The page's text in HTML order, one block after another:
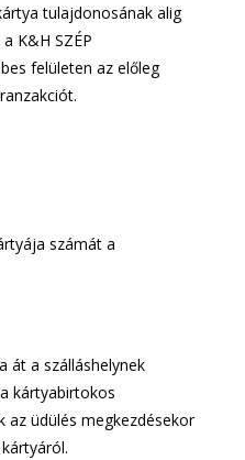
tulajdonosának alig
K&H SZÉP
felületen az előleg
számát a
át a szálláshelynek
kártyabirtokos
az üdülés megkezdésekor